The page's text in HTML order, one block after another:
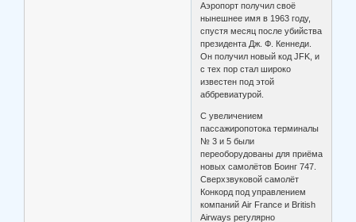
Аэропорт получил своё
нынешнее имя в 1963 году,
спустя месяц после убийства
президента Дж. Ф. Кеннеди.
Он получил новый код JFK, и
с тех пор стал широко
известен под этой
аббревиатурой.
С увеличением
пассажиропотока терминалы
№ 3 и 5 были
переоборудованы для приёма
новых самолётов Боинг 747.
Сверхзвуковой самолёт
Конкорд под управлением
компаний Air France и British
Airways регулярно